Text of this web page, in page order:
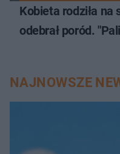
Kobieta rodziła
odebrał poród.
NAJNOWSZE